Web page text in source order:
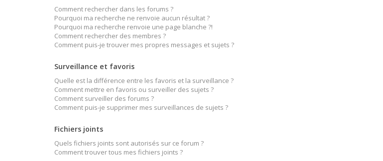
Comment rechercher dans les forums ?
Pourquoi ma recherche ne renvoie aucun résultat ?
Pourquoi ma recherche renvoie une page blanche ?!
Comment rechercher des membres ?
Comment puis-je trouver mes propres messages et sujets ?
Surveillance et favoris
Quelle est la différence entre les favoris et la surveillance ?
Comment mettre en favoris ou surveiller des sujets ?
Comment surveiller des forums ?
Comment puis-je supprimer mes surveillances de sujets ?
Fichiers joints
Quels fichiers joints sont autorisés sur ce forum ?
Comment trouver tous mes fichiers joints ?